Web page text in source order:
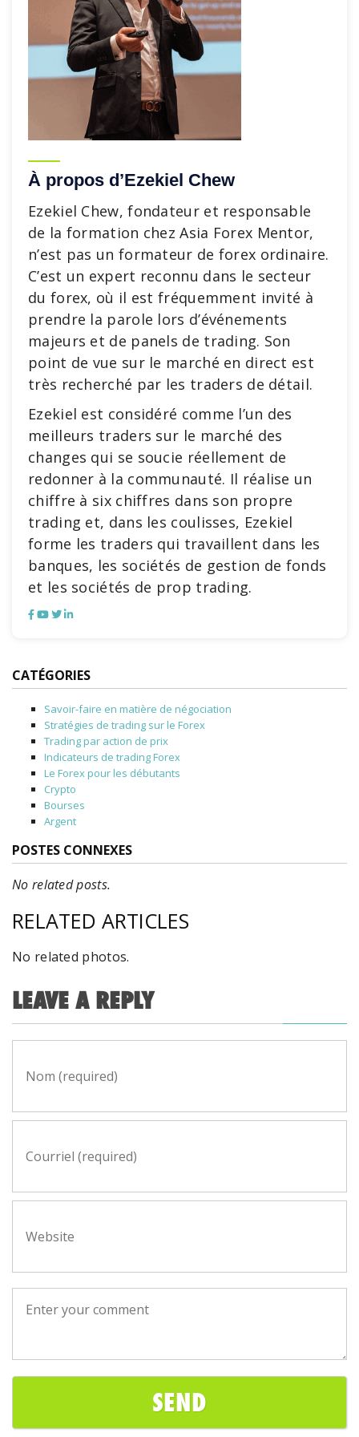
À propos d’Ezekiel Chew
Ezekiel Chew, fondateur et responsable
de la formation chez Asia Forex Mentor,
n’est pas un formateur de forex ordinaire.
C’est un expert reconnu dans le secteur
du forex, où il est fréquemment invité à
prendre la parole lors d’événements
majeurs et de panels de trading. Son
point de vue sur le marché en direct est
très recherché par les traders de détail.
Ezekiel est considéré comme l’un des
meilleurs traders sur le marché des
changes qui se soucie réellement de
redonner à la communauté. Il réalise un
chiffre à six chiffres dans son propre
trading et, dans les coulisses, Ezekiel
forme les traders qui travaillent dans les
banques, les sociétés de gestion de fonds
et les sociétés de prop trading.
CATÉGORIES
Savoir-faire en matière de négociation
Stratégies de trading sur le Forex
Trading par action de prix
Indicateurs de trading Forex
Le Forex pour les débutants
Crypto
Bourses
Argent
POSTES CONNEXES
No related posts.
RELATED ARTICLES
No related photos.
LEAVE A REPLY